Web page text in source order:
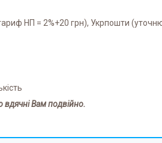
НП = 2%+20 грн), Укрпошти
Вам подвійно.